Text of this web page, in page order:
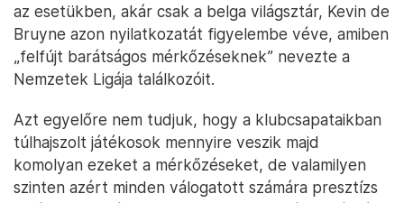
az esetükben, akár csak a belga világsztár, Kevin de
Bruyne azon nyilatkozatát figyelembe véve, amiben
„felfújt barátságos mérkőzéseknek” nevezte a
Nemzetek Ligája találkozóit.
Azt egyelőre nem tudjuk, hogy a klubcsapataikban
túlhajszolt játékosok mennyire veszik majd
komolyan ezeket a mérkőzéseket, de valamilyen
szinten azért minden válogatott számára presztízs